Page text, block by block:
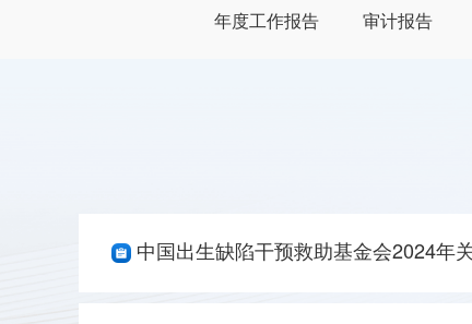
年度工作报告 审计报告
中国出生缺陷干预救助基金会2024年